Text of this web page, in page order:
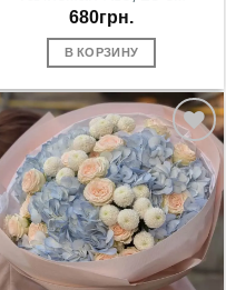
680грн.
В КОРЗИНУ
В
избранное